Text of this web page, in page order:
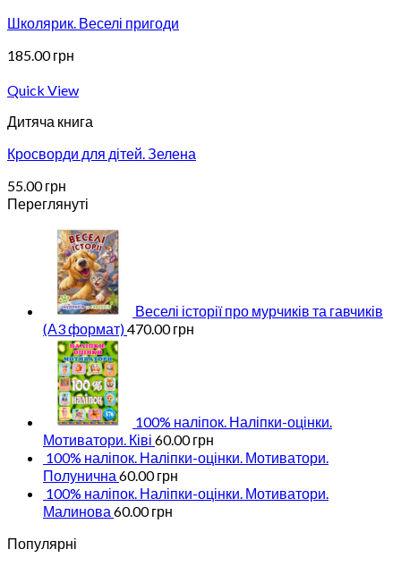
Школярик. Веселі пригоди
185.00грн
Quick View
Дитяча книга
Кросворди для дітей. Зелена
55.00грн
Переглянуті
Веселі історії про мурчиків та гавчиків
(А3 формат)470.00грн
100% наліпок. Наліпки-оцінки.
Мотиватори. Ківі 60.00грн
100% наліпок. Наліпки-оцінки. Мотиватори.
Полунична 60.00грн
100% наліпок. Наліпки-оцінки. Мотиватори.
Малинова 60.00грн
Популярні